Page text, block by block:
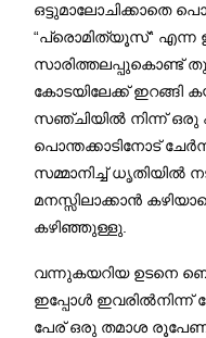
ഒട്ടുമാലോചിക്കാതെ
“പ്രൊമിത്യൂസ്“ എന്ന
സാരിത്തലപ്പുകൊണ്ട്
കോടയിലേക്ക് ഇറങ്ങി
സഞ്ചിയിൽ നിന്ന് ഒരു
പൊന്തക്കാടിനോട്
സമ്മാനിച്ച് ധൃതിയിൽ
മനസ്സിലാക്കാൻ
കഴിഞ്ഞുള്ളു.
വന്നുകയറിയ ഉടനെ
ഇപ്പോൾ
പേര് ഒരു തമാശ